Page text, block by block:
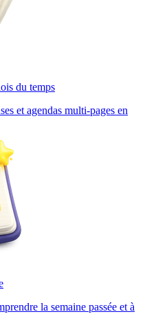
du temps
et agendas multi-pages en
la semaine passée et à